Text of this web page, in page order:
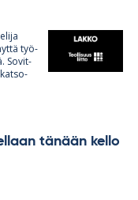
työ­
So­vit­
kat­so­
tä­nään kello